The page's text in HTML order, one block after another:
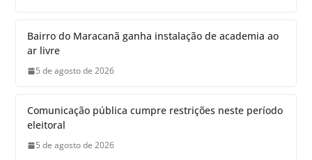
Bairro do Maracanã ganha instalação de academia ao
ar livre
5 de agosto de 2026
Comunicação pública cumpre restrições neste período
eleitoral
5 de agosto de 2026